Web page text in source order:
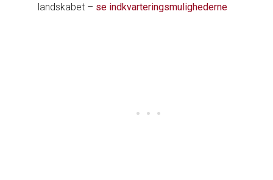
landskabet – se indkvarteringsmulighederne